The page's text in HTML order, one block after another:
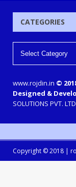
CATEGORIES
www.rojdin.in ©
Designed &
SOLUTIONS PVT.
Copyright © 2018 |